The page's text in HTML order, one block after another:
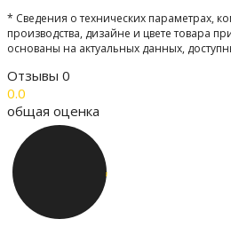
* Сведения о технических параметрах,
производства, дизайне и цвете товара
основаны на актуальных данных,
Отзывы 0
0.0
общая оценка